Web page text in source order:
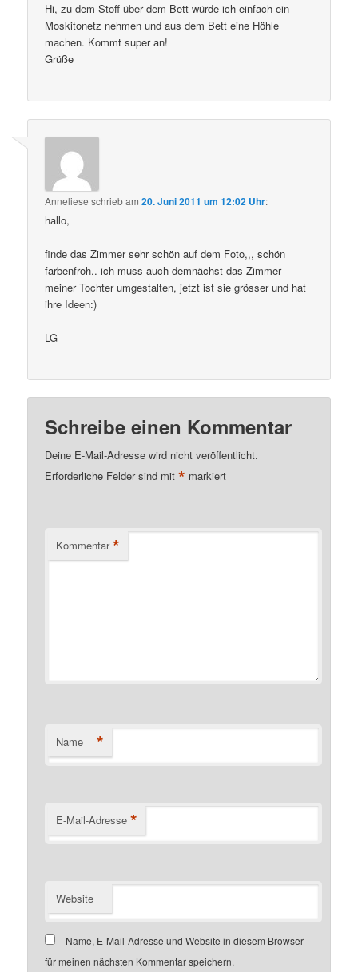
Hi, zu dem Stoff über dem Bett würde ich einfach ein
Moskitonetz nehmen und aus dem Bett eine Höhle
machen. Kommt super an!
Grüße
Anneliese schriebam20. Juni 2011 um 12:02 Uhr:
hallo,
finde das Zimmer sehr schön auf dem Foto,,, schön
farbenfroh.. ich muss auch demnächst das Zimmer
meiner Tochter umgestalten, jetzt ist sie grösser und hat
ihre Ideen:)
LG
Schreibe einen Kommentar
Deine E-Mail-Adresse wird nicht veröffentlicht.
Erforderliche Felder sind mit* markiert
Kommentar *
Name *
E-Mail-Adresse *
Website
Name, E-Mail-Adresse und Website in diesem Browser
für meinen nächsten Kommentar speichern.